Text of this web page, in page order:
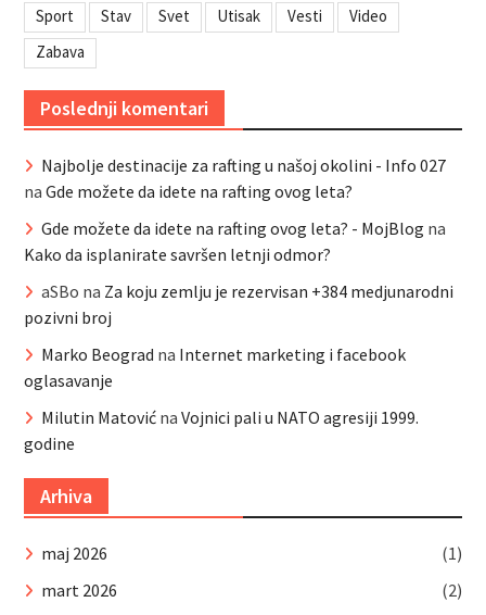
Sport
Stav Svet Utisak Vesti
Video
Zabava
Poslednji komentari
Najbolje destinacije za rafting u našoj okolini - Info 027
na Gde možete da idete na rafting ovog leta?
Gde možete da idete na rafting ovog leta? - MojBlog na
Kako da isplanirate savršen letnji odmor?
aSBo na Za koju zemlju je rezervisan +384 medjunarodni
pozivni broj
Marko Beograd na Internet marketing i facebook
oglasavanje
Milutin Matovićna Vojnici pali u NATO agresiji 1999.
godine
Arhiva
maj 2026
(1)
mart 2026
(2)